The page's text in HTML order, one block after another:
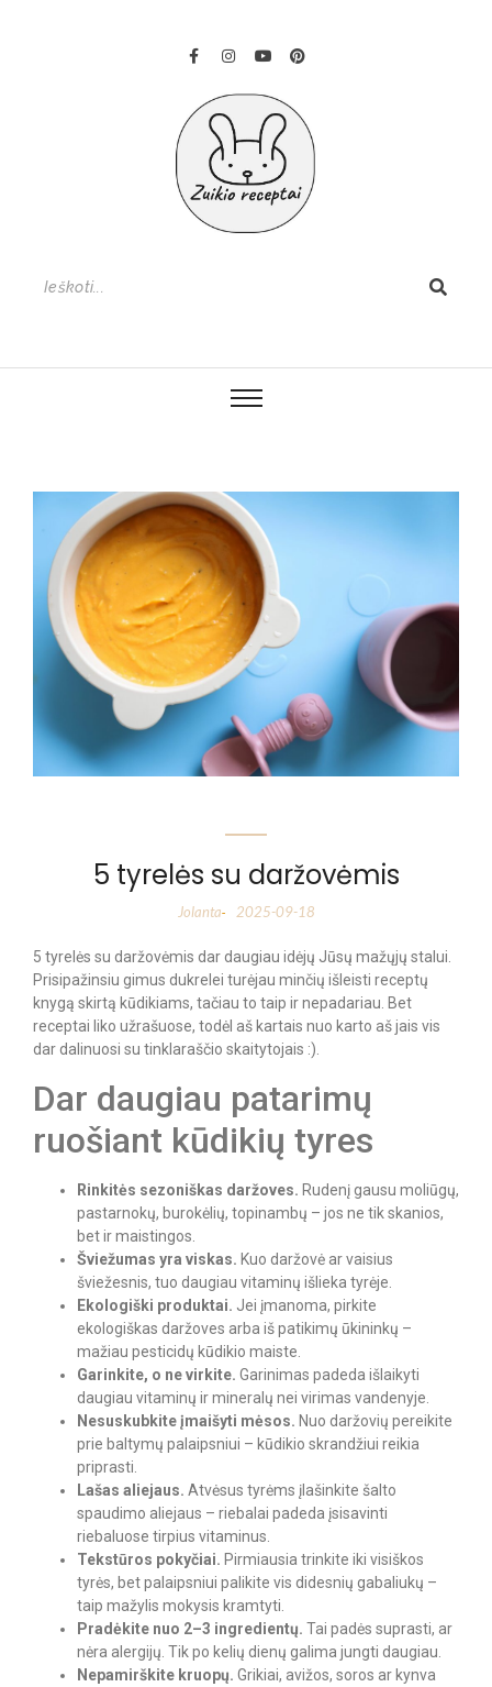
5 tyrelės su daržovėmis
Jolanta- 2025-09-18
5 tyrelės su daržovėmis dar daugiau idėjų Jūsų mažųjų stalui.
Prisipažinsiu gimus dukrelei turėjau minčių išleisti receptų
knygą skirtą kūdikiams, tačiau to taip ir nepadariau. Bet
receptai liko užrašuose, todėl aš kartais nuo karto aš jais vis
dar dalinuosi su tinklaraščio skaitytojais :).
Dar daugiau patarimų
ruošiant kūdikių tyres
Rinkitės sezoniškas daržoves. Rudenį gausu moliūgų,
pastarnokų, burokėlių, topinambų – jos ne tik skanios,
bet ir maistingos.
Šviežumas yra viskas. Kuo daržovė ar vaisius
šviežesnis, tuo daugiau vitaminų išlieka tyrėje.
Ekologiški produktai. Jei įmanoma, pirkite
ekologiškas daržoves arba iš patikimų ūkininkų –
mažiau pesticidų kūdikio maiste.
Garinkite, o ne virkite. Garinimas padeda išlaikyti
daugiau vitaminų ir mineralų nei virimas vandenyje.
Nesuskubkite įmaišyti mėsos. Nuo daržovių pereikite
prie baltymų palaipsniui – kūdikio skrandžiui reikia
priprasti.
Lašas aliejaus. Atvėsus tyrėms įlašinkite šalto
spaudimo aliejaus – riebalai padeda įsisavinti
riebaluose tirpius vitaminus.
Tekstūros pokyčiai. Pirmiausia trinkite iki visiškos
tyrės, bet palaipsniui palikite vis didesnių gabaliukų –
taip mažylis mokysis kramtyti.
Pradėkite nuo 2–3 ingredientų. Tai padės suprasti, ar
nėra alergijų. Tik po kelių dienų galima jungti daugiau.
Nepamirškite kruopų. Grikiai, avižos, soros ar kynva